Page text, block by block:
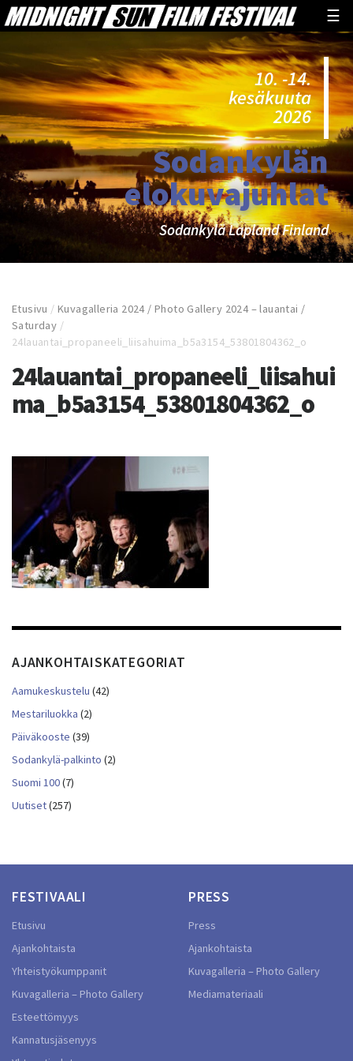
☰
10. -14.
kesäkuuta
2026
Sodankylän
elokuvajuhlat
Sodankylä Lapland Finland
Etusivu /Kuvagalleria 2024 / Photo Gallery 2024 – lauantai /
Saturday /
24lauantai_propaneeli_liisahuima_b5a3154_53801804362_o
24lauantai_propaneeli_liisahui
ma_b5a3154_53801804362_o
AJANKOHTAISKATEGORIAT
Aamukeskustelu (42)
Mestariluokka (2)
Päiväkooste (39)
Sodankylä-palkinto (2)
Suomi 100(7)
Uutiset(257)
FESTIVAALI
Etusivu
Ajankohtaista
Yhteistyökumppanit
Kuvagalleria – Photo Gallery
Esteettömyys
Kannatusjäsenyys
PRESS
Press
Ajankohtaista
Kuvagalleria – Photo Gallery
Mediamateriaali